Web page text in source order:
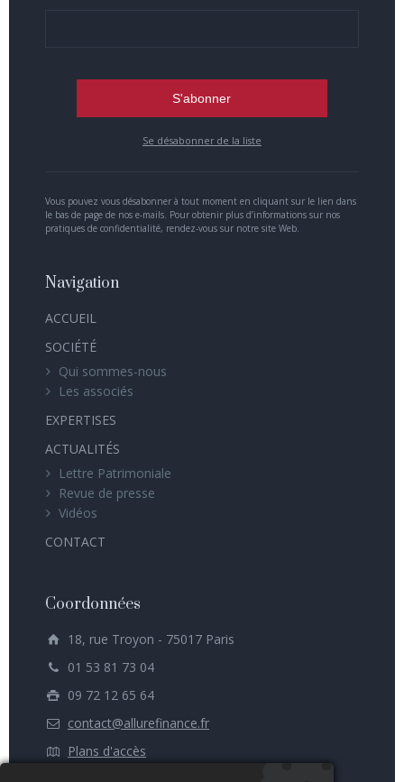
Se désabonner de la liste
Vous pouvez vous désabonner à tout moment en cliquant sur le lien dans
le bas de page de nos e-mails. Pour obtenir plus d’informations sur nos
pratiques de confidentialité, rendez-vous sur notre site Web.
Navigation
ACCUEIL
SOCIÉTÉ
Qui sommes-nous
Les associés
EXPERTISES
ACTUALITÉS
Lettre Patrimoniale
Revue de presse
Vidéos
CONTACT
Coordonnées
18, rue Troyon - 75017 Paris
01 53 81 73 04
09 72 12 65 64
contact@allurefinance.fr
Plans d'accès